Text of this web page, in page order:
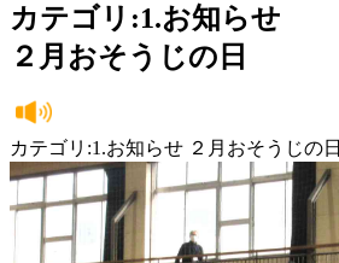
カテゴリ:1.お知らせ
２月おそうじの日
カテゴリ:1.お知らせ ２月おそうじの日